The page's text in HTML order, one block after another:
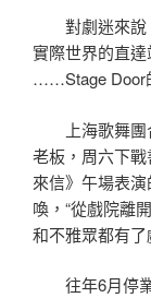
對劇迷來
實際世界的直達
……Stage Door
上海歌舞
老板，周六下
來信》午場表
喚，“從戲院離
和不雅眾都有
往年6月停